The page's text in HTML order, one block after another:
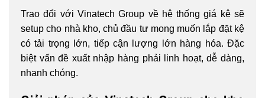
Trao đổi với Vinatech Group về hệ thống giá kệ sẽ
setup cho nhà kho, chủ đầu tư mong muốn lắp đặt kệ
có tải trọng lớn, tiếp cận lượng lớn hàng hóa. Đặc
biệt vấn đề xuất nhập hàng phải linh hoạt, dễ dàng,
nhanh chóng.